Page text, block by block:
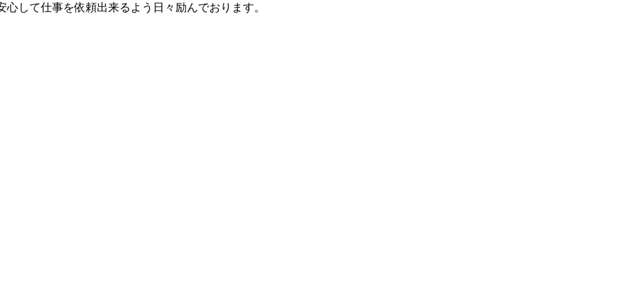
して仕事を依頼出来るよう日々励んでおります。